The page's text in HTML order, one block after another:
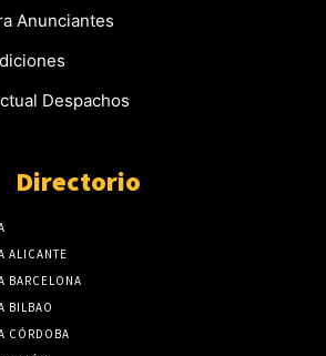
Anunciantes
Despachos
Directorio
ALICANTE
BARCELONA
BILBAO
CÓRDOBA